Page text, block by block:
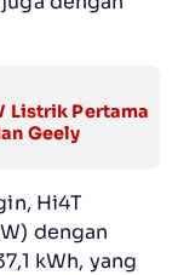
Listrik Pertama
Geely
Hi4T
dengan
kWh, yang